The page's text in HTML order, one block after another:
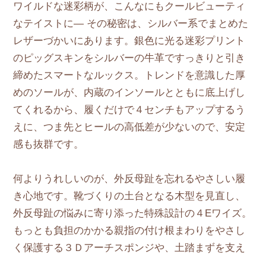
ワイルドな迷彩柄が、こんなにもクールビューティ
なテイストに― その秘密は、シルバー系でまとめた
レザーづかいにあります。銀色に光る迷彩プリント
のピッグスキンをシルバーの牛革ですっきりと引き
締めたスマートなルックス。トレンドを意識した厚
めのソールが、内蔵のインソールとともに底上げし
てくれるから、履くだけで４センチもアップするう
えに、つま先とヒールの高低差が少ないので、安定
感も抜群です。
何よりうれしいのが、外反母趾を忘れるやさしい履
き心地です。靴づくりの土台となる木型を見直し、
外反母趾の悩みに寄り添った特殊設計の４Eワイズ。
もっとも負担のかかる親指の付け根まわりをやさし
く保護する３Ｄアーチスポンジや、土踏まずを支え